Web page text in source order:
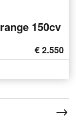
150cv
€ 2.550